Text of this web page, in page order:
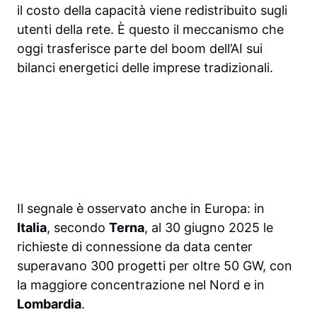
il costo della capacità viene redistribuito sugli
utenti della rete. È questo il meccanismo che
oggi trasferisce parte del boom dell’AI sui
bilanci energetici delle imprese tradizionali.
Il segnale è osservato anche in Europa: in
Italia, secondo Terna, al 30 giugno 2025 le
richieste di connessione da data center
superavano 300 progetti per oltre 50 GW, con
la maggiore concentrazione nel Nord e in
Lombardia.